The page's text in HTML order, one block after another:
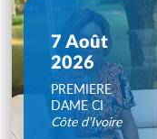
7 Août
2026
PREMIERE
DAME CI
Côte d'Ivoire